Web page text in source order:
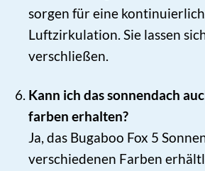
sorgen für eine
Luftzirkulation. Sie lassen
verschließen.
Kann ich das sonnendach
farben erhalten?
Ja, das Bugaboo Fox 5
verschiedenen Farben